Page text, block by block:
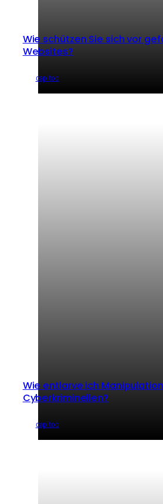
Wie schützen Sie sich vor
Websites?
capitoo
Wie entlarve ich
Cyberkriminellen?
capitoo